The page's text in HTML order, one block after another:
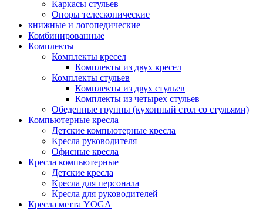
Каркасы стульев
Опоры телескопические
книжные и логопедические
Комбинированные
Комплекты
Комплекты кресел
Комплекты из двух кресел
Комплекты стульев
Комплекты из двух стульев
Комплекты из четырех стульев
Обеденные группы (кухонный стол со стульями)
Компьютерные кресла
Детские компьютерные кресла
Кресла руководителя
Офисные кресла
Кресла компьютерные
Детские кресла
Кресла для персонала
Кресла для руководителей
Кресла метта YOGA